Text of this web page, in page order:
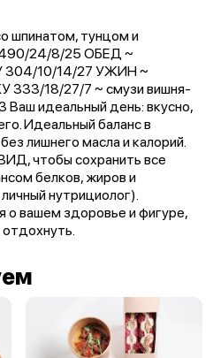
шпинатом, тунцом и
24/8/25 ОБЕД ~
304/10/14/27 УЖИН ~
333/18/27/7 ~ смузи вишня-
идеальный день: вкусно,
Идеальный баланс в
лишнего масла и калорий.
чтобы сохранить все
белков, жиров и
нутрициолог).
о вашем здоровье и фигуре,
отдохнуть.